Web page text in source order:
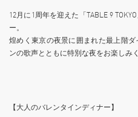
12月に1周年を迎えた「TABLE 9
ー。
煌めく東京の夜景に囲まれた最上階
ンの歌声とともに特別な夜をお楽しみ
【大人のバレンタインディナー】